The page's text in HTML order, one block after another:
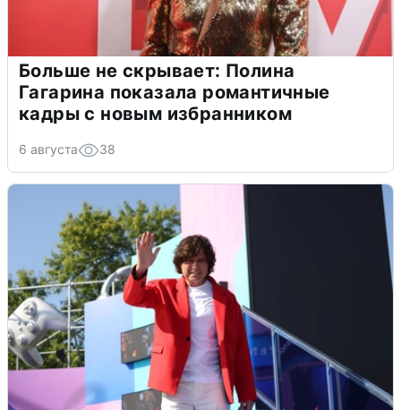
Больше не скрывает: Полина
Гагарина показала романтичные
кадры с новым избранником
6 августа 38